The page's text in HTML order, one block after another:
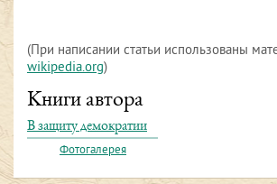
(При написании статьи использованы
wikipedia.org)
Книги автора
В защиту демократии
Фотогалерея